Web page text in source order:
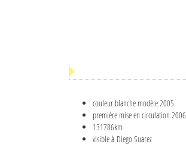
couleur blanche modèle 2005
première mise en circulation 2006
131786km
visible à Diego Suarez